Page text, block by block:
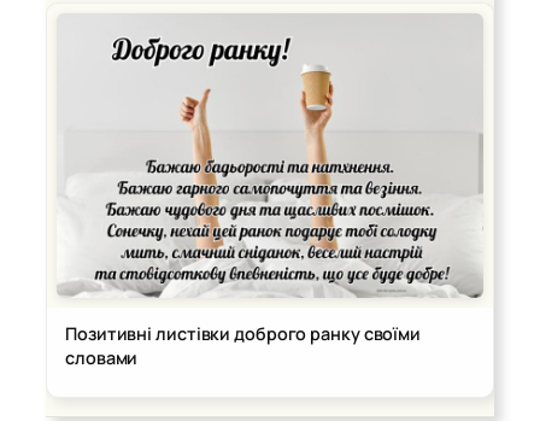
Позитивні листівки доброго ранку своїми
словами